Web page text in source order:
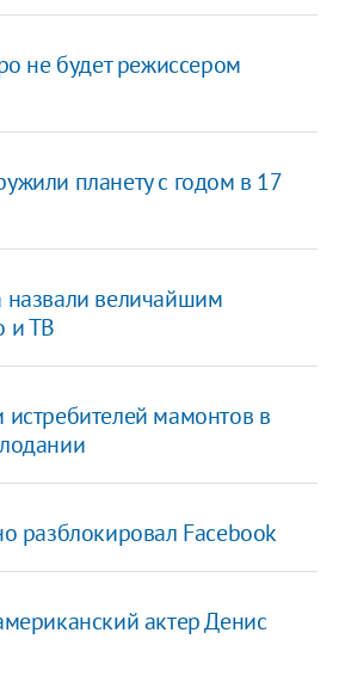
не будет режиссером
планету с годом в 17
величайшим
и ТВ
мамонтов в
разблокировал Facebook
актер Денис